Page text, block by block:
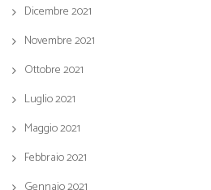
Dicembre 2021
Novembre 2021
Ottobre 2021
Luglio 2021
Maggio 2021
Febbraio 2021